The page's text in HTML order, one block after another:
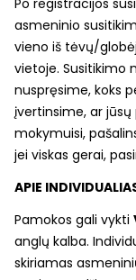
asmeninio
vieno iš tėvų/
vietoje. Susitikimo
nuspręsime, koks
įvertinsime, ar
mokymuisi,
jei viskas gerai,
APIE
Pamokos gali vykti
anglų kalba.
skiriamas